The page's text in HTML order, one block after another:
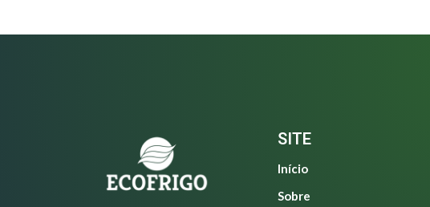
SITE
Início
Sobre